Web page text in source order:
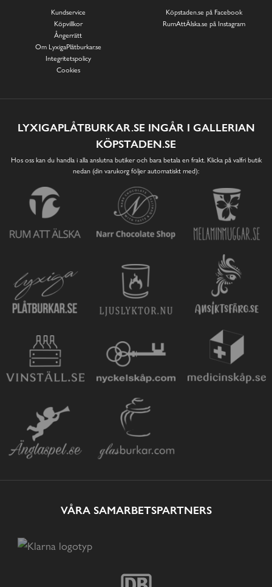
Kundservice
Köpvillkor
Ångerrätt
Om LyxigaPlåtburkar.se
Integritetspolicy
Cookies
Köpstaden.se på Facebook
RumAttÄlska.se på Instagram
LYXIGAPLÅTBURKAR.SE INGÅR I GALLERIAN
KÖPSTADEN.SE
Hos oss kan du handla i alla anslutna butiker och bara betala en frakt. Klicka på valfri butik
nedan (din varukorg följer automatiskt med):
VÅRA SAMARBETSPARTNERS